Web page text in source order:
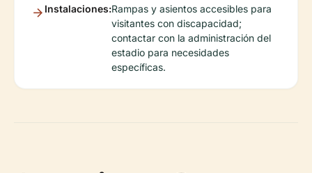
Instalaciones:Rampas y asientos accesibles para
visitantes con discapacidad;
contactar con la administración del
estadio para necesidades
específicas.